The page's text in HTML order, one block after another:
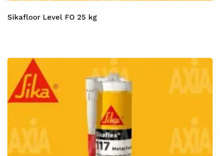
Sikafloor Level FO 25 kg